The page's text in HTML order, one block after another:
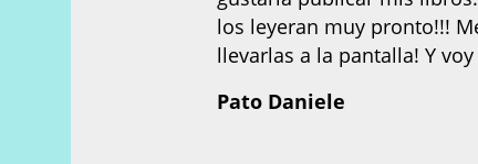
los leyeran muy pronto!!!
llevarlas a la pantalla! Y
Pato Daniele